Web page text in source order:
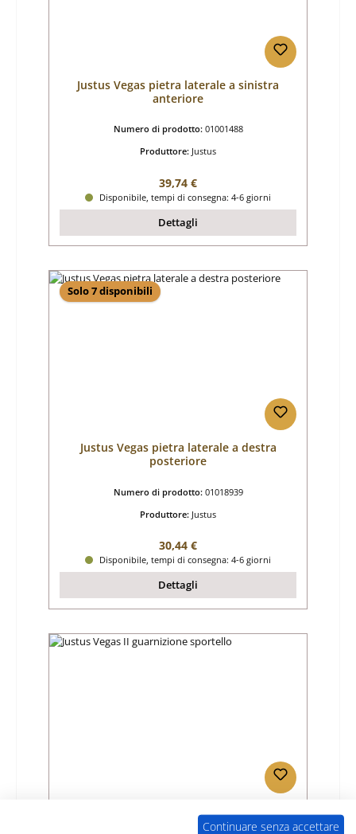
Justus Vegas pietra laterale a sinistra
anteriore
Numero di prodotto: 01001488
Produttore: Justus
Prezzo normale:
39,74 €
Disponibile, tempi di consegna: 4-6 giorni
Dettagli
Solo 7 disponibili
Justus Vegas pietra laterale a destra
posteriore
Numero di prodotto: 01018939
Produttore: Justus
Prezzo normale:
30,44 €
Disponibile, tempi di consegna: 4-6 giorni
Dettagli
Continuare senza accettare